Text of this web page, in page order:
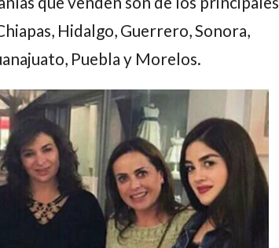
Hidalgo, Guerrero, Sonora,
Puebla y Morelos.